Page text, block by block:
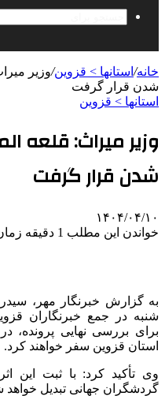
خانه/ استانها > قزوین/وزیر
شدن قرار گرفت
استانها > قزوین
وزیر میراث: قلعه
شدن قرار گرفت
۱۴۰۴/۰۴/۱۰
خواندن این مطلب 1 دقیقه زمان میبرد
به گزارش خبرنگار مهر،
شنبه در جمع خبرنگاران
برای بررسی نهایی پرونده،
استان قزوین سفر خواهند کرد.
وی تأکید کرد: با ثبت این
گردشگران جهانی تبدیل خواهد